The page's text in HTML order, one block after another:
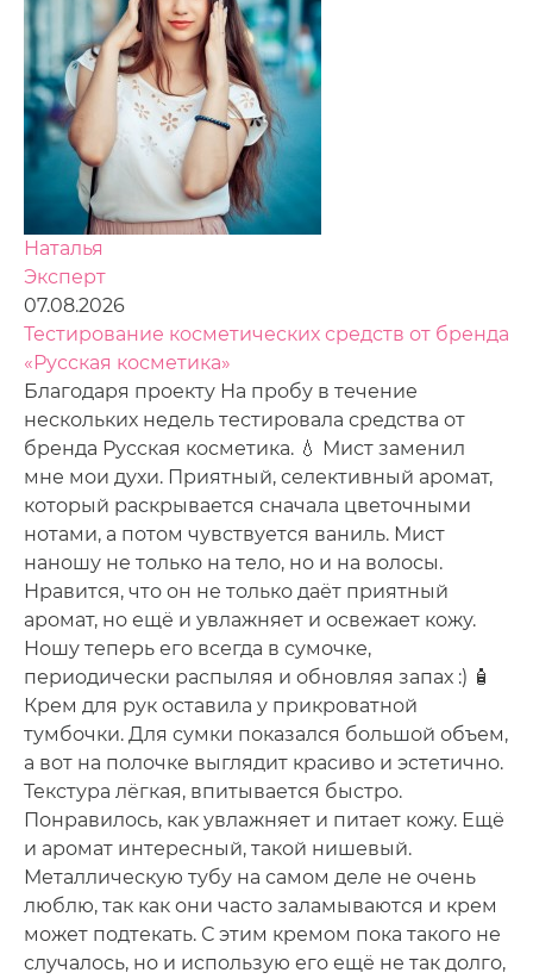
Наталья
Эксперт
07.08.2026
Тестирование косметических средств от бренда
«Русская косметика»
Благодаря проекту На пробу в течение
нескольких недель тестировала средства от
бренда Русская косметика. 💧 Мист заменил
мне мои духи. Приятный, селективный аромат,
который раскрывается сначала цветочными
нотами, а потом чувствуется ваниль. Мист
наношу не только на тело, но и на волосы.
Нравится, что он не только даёт приятный
аромат, но ещё и увлажняет и освежает кожу.
Ношу теперь его всегда в сумочке,
периодически распыляя и обновляя запах :) 🧴
Крем для рук оставила у прикроватной
тумбочки. Для сумки показался большой объем,
а вот на полочке выглядит красиво и эстетично.
Текстура лёгкая, впитывается быстро.
Понравилось, как увлажняет и питает кожу. Ещё
и аромат интересный, такой нишевый.
Металлическую тубу на самом деле не очень
люблю, так как они часто заламываются и крем
может подтекать. С этим кремом пока такого не
случалось, но и использую его ещё не так долго,